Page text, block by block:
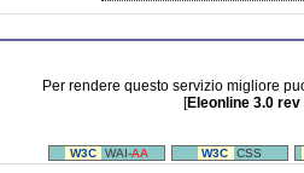
Per rendere questo servizio migliore
[Eleonline 3.0 rev
W3C WAI-AA W3C CSS